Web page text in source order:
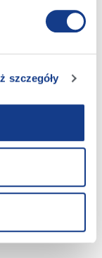
szczegóły